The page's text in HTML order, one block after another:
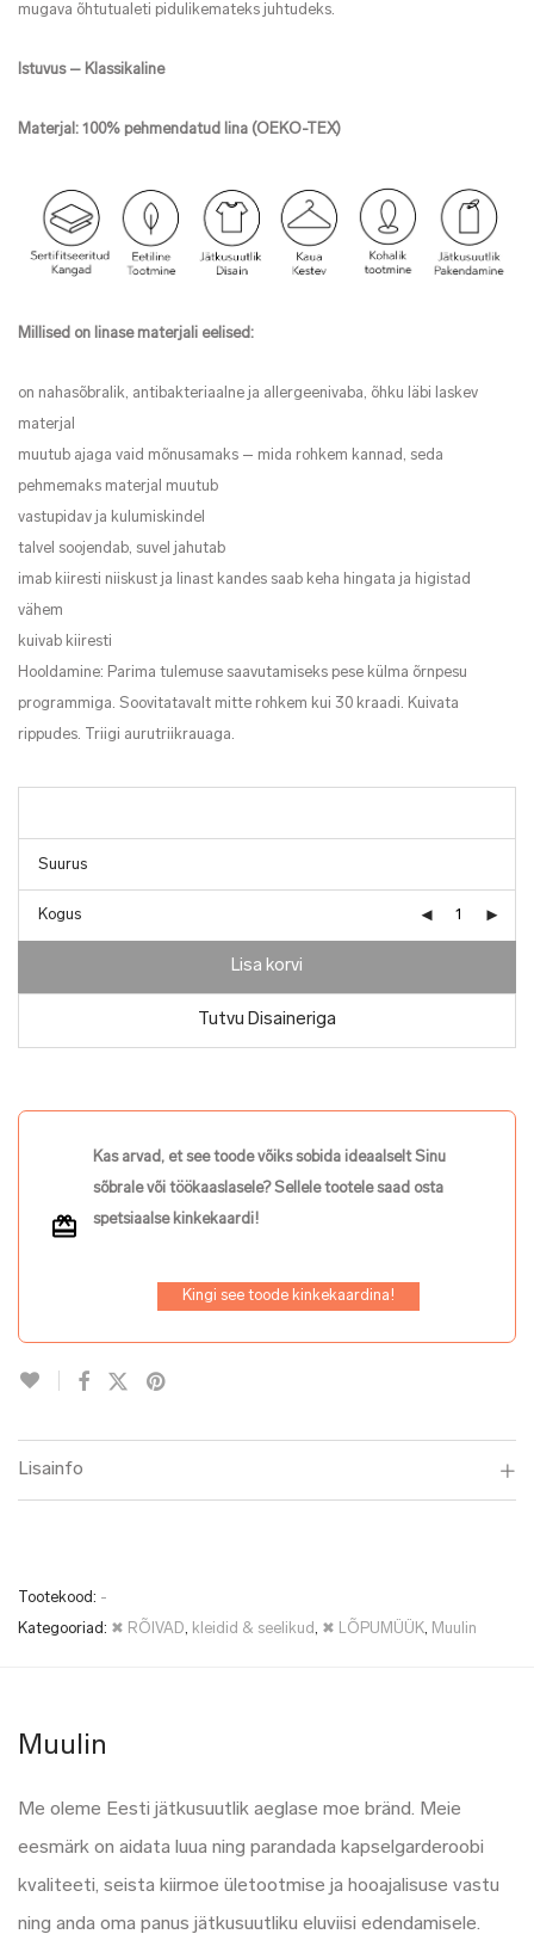
mugava õhtutualeti pidulikemateks juhtudeks.
Istuvus – Klassikaline
Materjal: 100% pehmendatud lina (OEKO-TEX)
Millised on linase materjali eelised:
on nahasõbralik, antibakteriaalne ja allergeenivaba, õhku läbi laskev
materjal
muutub ajaga vaid mõnusamaks – mida rohkem kannad, seda
pehmemaks materjal muutub
vastupidav ja kulumiskindel
talvel soojendab, suvel jahutab
imab kiiresti niiskust ja linast kandes saab keha hingata ja higistad
vähem
kuivab kiiresti
Hooldamine: Parima tulemuse saavutamiseks pese külma õrnpesu
programmiga. Soovitatavalt mitte rohkem kui 30 kraadi. Kuivata
rippudes. Triigi aurutriikrauaga.
Kogus
Lisa korvi
Tutvu Disaineriga
Kas arvad, et see toode võiks sobida ideaalselt Sinu
sõbrale või töökaaslasele? Sellele tootele saad osta
spetsiaalse kinkekaardi!
Kingi see toode kinkekaardina!
Lisainfo
Tootekood: -
Kategooriad: ✖ RÕIVAD, kleidid & seelikud, ✖ LÕPUMÜÜK, Muulin
Muulin
Me oleme Eesti jätkusuutlik aeglase moe bränd. Meie
eesmärk on aidata luua ning parandada kapselgarderoobi
kvaliteeti, seista kiirmoe ületootmise ja hooajalisuse vastu
ning anda oma panus jätkusuutliku eluviisi edendamisele.